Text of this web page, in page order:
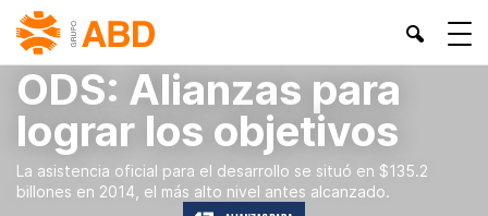
ODS: Alianzas para
lograr los objetivos
La asistencia oficial para el desarrollo se situó en $135.2
billones en 2014, el más alto nivel antes alcanzado.